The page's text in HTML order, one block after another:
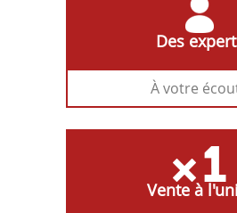
Des
À votre
Vente à